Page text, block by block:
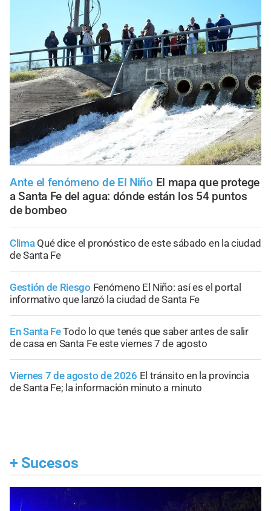
Ante el fenómeno de El Niño El mapa que protege
a Santa Fe del agua: dónde están los 54 puntos
de bombeo
Clima Qué dice el pronóstico de este sábado en la ciudad
de Santa Fe
Gestión de Riesgo Fenómeno El Niño: así es el portal
informativo que lanzó la ciudad de Santa Fe
En Santa FeTodo lo que tenés que saber antes de salir
de casa en Santa Fe este viernes 7 de agosto
Viernes 7 de agosto de 2026 El tránsito en la provincia
de Santa Fe; la información minuto a minuto
+ Sucesos